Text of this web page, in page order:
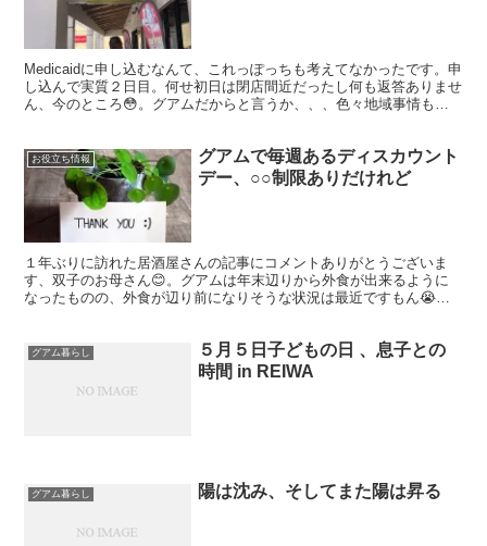
Medicaidに申し込むなんて、これっぽっちも考えてなかったです。申
し込んで実質２日目。何せ初日は閉店間近だったし何も返答ありませ
ん、今のところ😳。グアムだからと言うか、、、色々地域事情もあ
お役立ち情報
グアムで毎週あるディスカウント
デー、○○制限ありだけれど
１年ぶりに訪れた居酒屋さんの記事にコメントありがとうございま
す、双子のお母さん😊。グアムは年末辺りから外食が出来るように
なったものの、外食が辺り前になりそうな状況は最近ですもん😭。
グアム暮らし
５月５日子どもの日 、息子との
時間 in REIWA
グアム暮らし 陽は沈み、そしてまた陽は昇る